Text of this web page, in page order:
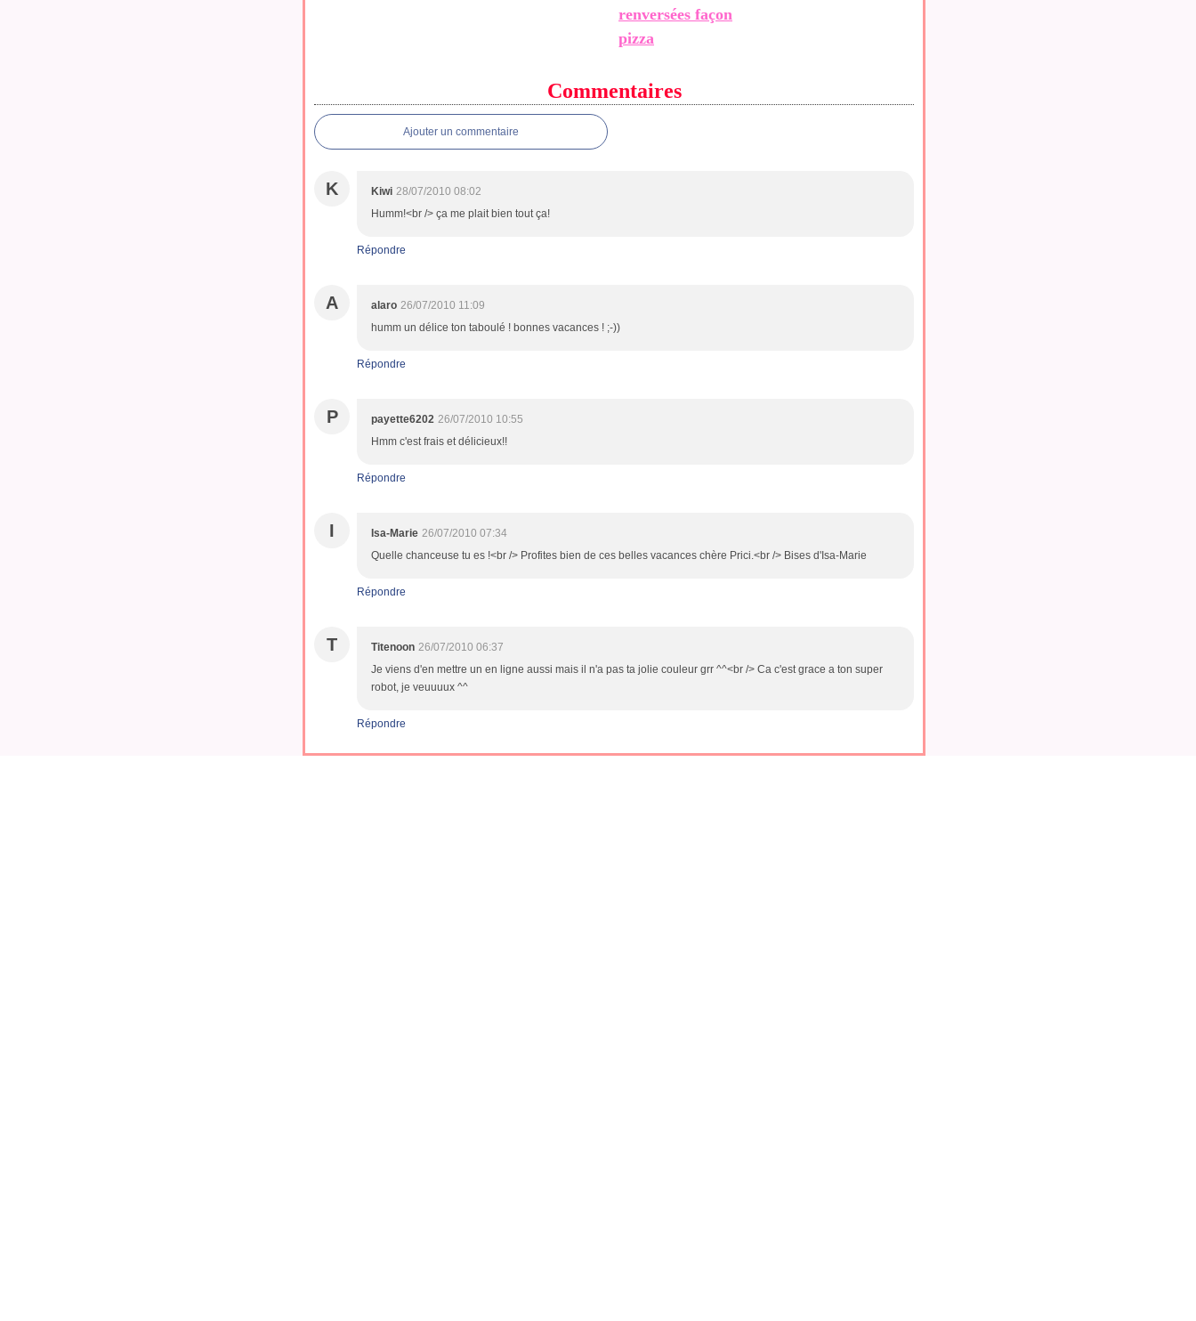
renversées façon
pizza
Commentaires
Ajouter un commentaire
K Kiwi 28/07/2010 08:02
Humm!<br /> ça me plait bien tout ça!
Répondre
A alaro 26/07/2010 11:09
humm un délice ton taboulé ! bonnes vacances ! ;-))
Répondre
P payette6202 26/07/2010 10:55
Hmm c'est frais et délicieux!!
Répondre
I Isa-Marie 26/07/2010 07:34
Quelle chanceuse tu es !<br /> Profites bien de ces belles vacances chère Prici.<br /> Bises d'Isa-Marie
Répondre
T Titenoon 26/07/2010 06:37
Je viens d'en mettre un en ligne aussi mais il n'a pas ta jolie couleur grr ^^<br /> Ca c'est grace a ton super
robot, je veuuuux ^^
Répondre